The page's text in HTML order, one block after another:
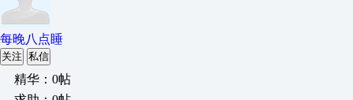
每晚八点睡
关注 私信
精华：0帖